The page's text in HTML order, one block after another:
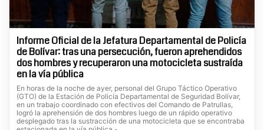
Informe Oficial de la Jefatura Departamental de Policía
de Bolívar: tras una persecución, fueron aprehendidos
dos hombres y recuperaron una motocicleta sustraída
en la vía pública
En horas de la noche de ayer, personal del Grupo Táctico Operativo
(GTO) de la Estación de Policía Departamental de Seguridad Bolívar,
en un trabajo coordinado con efectivos del Comando de Patrullas,
logró la aprehensión de dos hombres luego de un rápido operativo
desplegado tras la sustracción de una motocicleta que se encontraba